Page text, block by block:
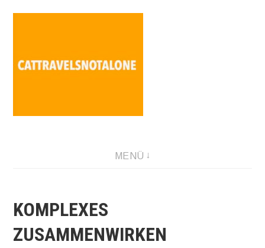
SABINA HOLZER performance-artist. writer. movement-
MENÜ
KOMPLEXES
ZUSAMMENWIRKEN